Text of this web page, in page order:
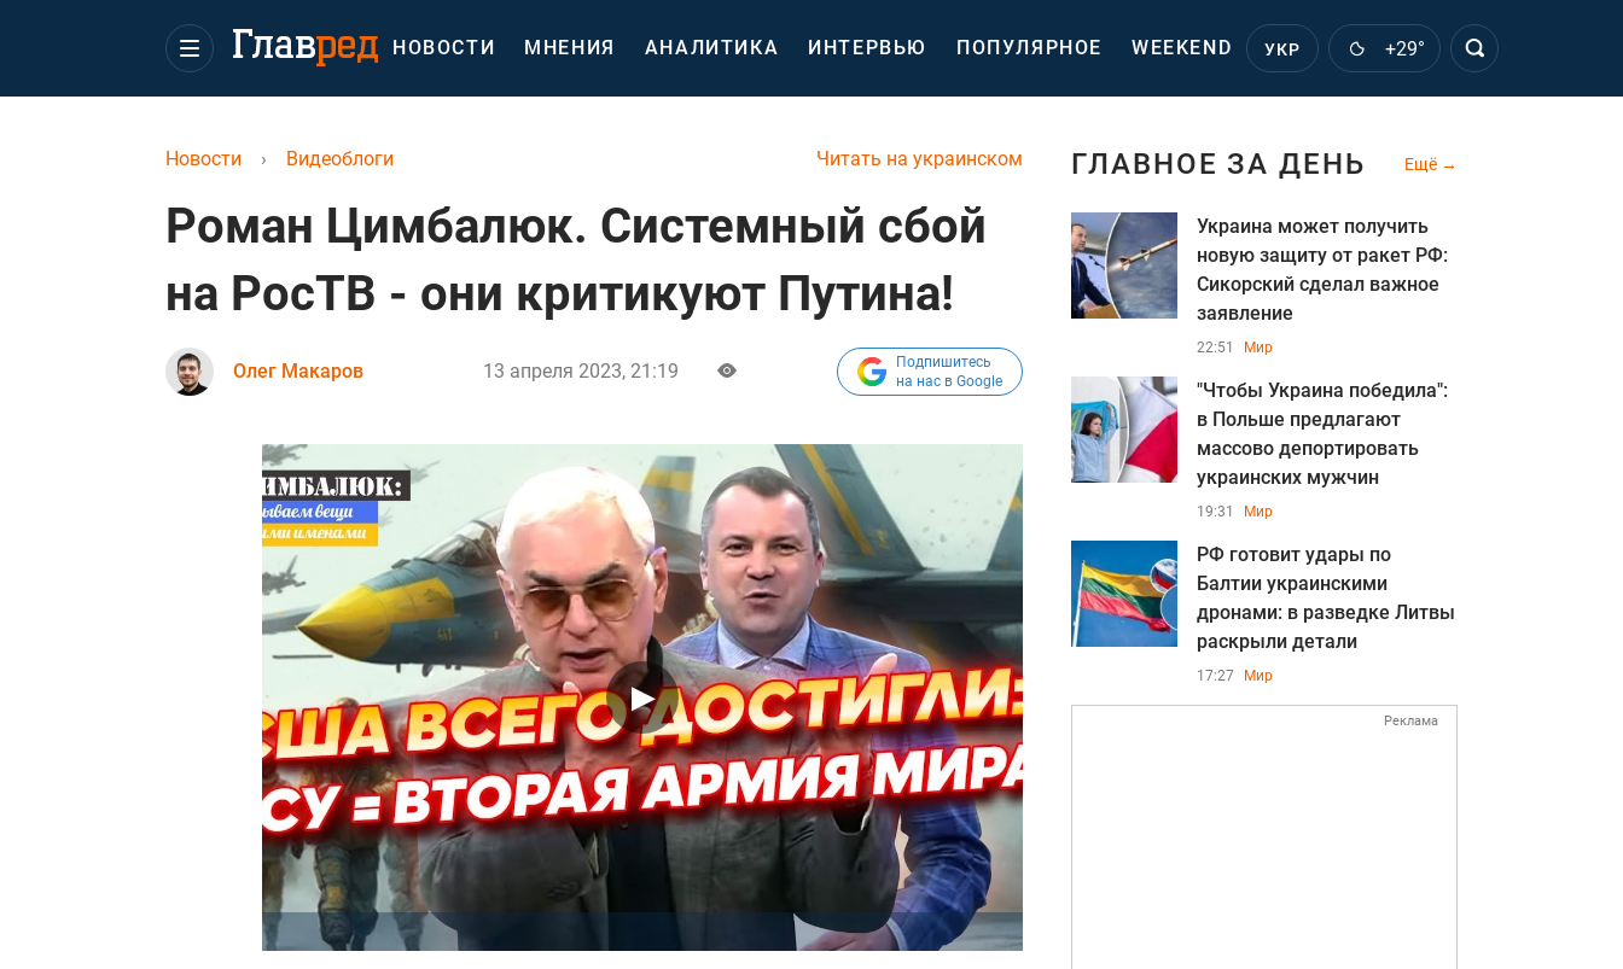
НОВОСТИ МНЕНИЯ АНАЛИТИКА ИНТЕРВЬЮ ПОПУЛЯРНОЕ WEEKEND УКР +29°
Читать на украинском
Новости › Видеоблоги
Роман Цимбалюк. Системный сбой
на РосТВ - они критикуют Путина!
Олег Макаров 13 апреля 2023, 21:19
Подпишитесь
на нас в Google
ГЛАВНОЕ ЗА ДЕНЬ Ещё
Украина может получить
новую защиту от ракет РФ:
Сикорский сделал важное
заявление
22:51 Мир
"Чтобы Украина победила":
в Польше предлагают
массово депортировать
украинских мужчин
19:31 Мир
РФ готовит удары по
Балтии украинскими
дронами: в разведке Литвы
раскрыли детали
17:27 Мир
Реклама